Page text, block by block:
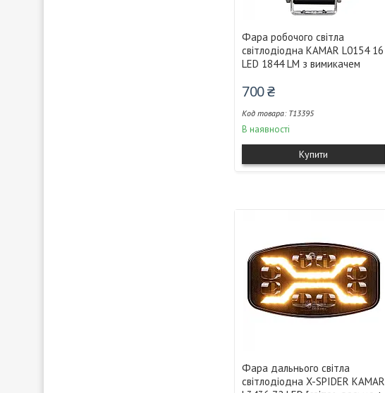
Фара робочого світла
світлодіодна KAMAR L0154 16
LED 1844 LM з вимикачем
700 ₴
T13395
В наявності
Купити
Фара дальнього світла
світлодіодна X-SPIDER KAMAR